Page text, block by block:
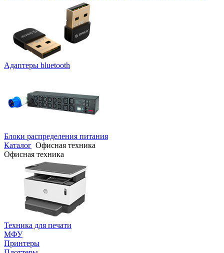
Адаптеры bluetooth
Блоки распределения питания
Каталог Офисная техника
Офисная техника
Техника для печати
МФУ
Принтеры